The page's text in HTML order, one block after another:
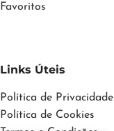
Favoritos
Links Úteis
Política de Privacidade
Política de Cookies